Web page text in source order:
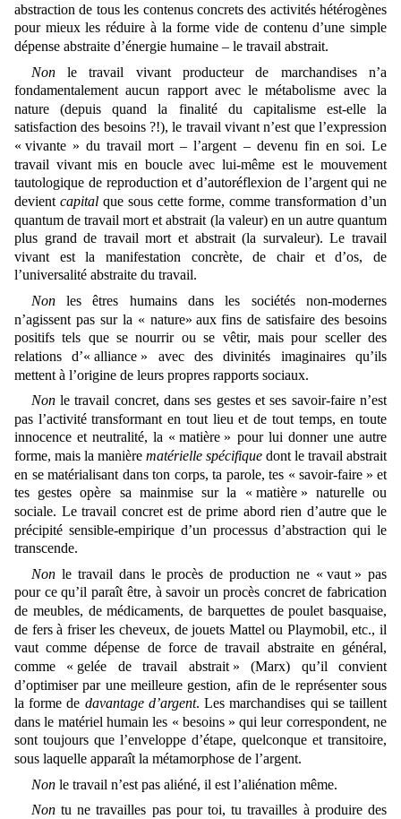
abstraction de tous les contenus concrets des activités hétérogènes
pour mieux les réduire à la forme vide de contenu d’une simple
dépense abstraite d’énergie humaine – le travail abstrait.
Nonle travail vivant producteur de marchandises n’a
fondamentalement aucun rapport avec le métabolisme avec la
nature (depuis quand la finalité du capitalisme est-elle la
satisfaction des besoins ?!), le travail vivantn’est que l’expression
« vivante » du travail mort – l’argent ‒ devenu fin en soi. Le
travail vivant mis en boucle avec lui-même est le mouvement
tautologique de reproduction et d’autoréflexion de l’argent qui ne
devient capital que sous cette forme, comme transformation d’un
quantum de travail mort et abstrait (la valeur) en un autre quantum
plus grand de travail mort et abstrait (la survaleur). Le travail
vivant est la manifestation concrète, de chair et d’os, de
l’universalité abstraite du travail.
Nonles êtres humains dans les sociétés non-modernes
n’agissent pas sur la « nature« aux fins de satisfaire des besoins
positifs tels que se nourrir ou se vêtir, mais pour sceller des
relations d’« alliance » avec des divinités imaginaires qu’ils
mettent à l’origine de leurs propres rapports sociaux.
Nonle travail concret, dans ses gestes et ses savoir-faire n’est
pas l’activité transformant en tout lieu et de tout temps, en toute
innocence et neutralité, la « matière » pour lui donner une autre
forme, mais la manière matérielle spécifique dont le travail abstrait
en se matérialisant dans ton corps, ta parole, tes « savoir-faire » et
tes gestes opère sa mainmise sur la « matière » naturelle ou
sociale. Le travail concret est de prime abord rien d’autre que le
précipité sensible-empirique d’un processus d’abstraction qui le
transcende.
Nonle travail dans le procès de production ne « vaut » pas
pour ce qu’il paraît être, à savoir un procès concret de fabrication
de meubles, de médicaments, de barquettes de poulet basquaise,
de fers à friser les cheveux, de jouets Mattel ou Playmobil, etc., il
vaut comme dépense de force de travail abstraite en général,
comme « gelée de travail abstrait » (Marx) qu’il convient
d’optimiser par une meilleure gestion, afin de le représenter sous
la forme de davantage d’argent. Les marchandises qui se taillent
dans le matériel humain les « besoins » qui leur correspondent, ne
sont toujours que l’enveloppe d’étape, quelconque et transitoire,
sous laquelle apparaît la métamorphose de l’argent.
Nonle travail n’est pas aliéné, il est l’aliénation même.
Nontu ne travailles pas pour toi, tu travailles à produire des